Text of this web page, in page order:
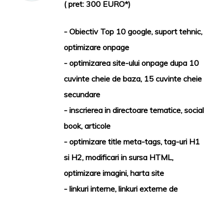
( pret: 300 EURO*)
- Obiectiv Top 10 google, suport tehnic,
optimizare onpage
- optimizarea site-ului onpage dupa 10
cuvinte cheie de baza, 15 cuvinte cheie
secundare
- inscrierea in directoare tematice, social
book, articole
- optimizare title meta-tags, tag-uri H1
si H2, modificari in sursa HTML,
optimizare imagini, harta site
- linkuri interne, linkuri externe de